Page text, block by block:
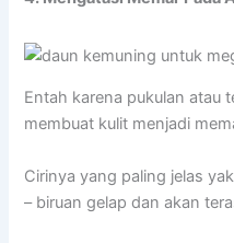
Entah karena pukulan atau
membuat kulit menjadi
Cirinya yang paling jelas
– biruan gelap dan akan